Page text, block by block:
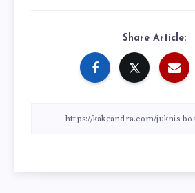
Share Article: